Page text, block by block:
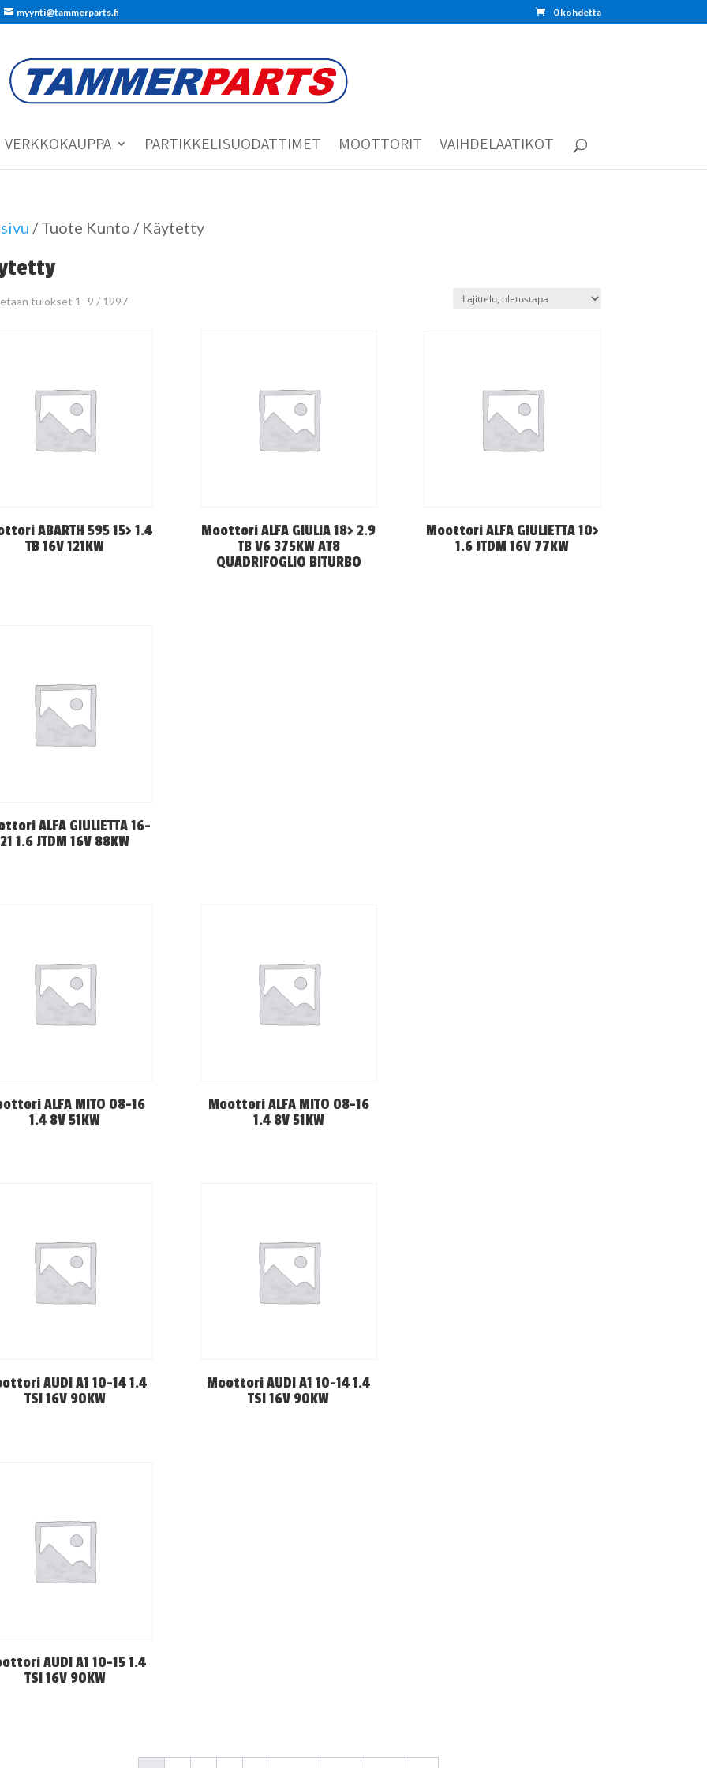
myynti@tammerparts.fi 0 kohdetta
VERKKOKAUPPA PARTIKKELISUODATTIMET MOOTTORIT VAIHDELAATIKOT
/ Tuote Kunto / Käytetty
tulokset 1–9 / 1997
ABARTH 595 15> 1.4
TB 16V 121KW
Moottori ALFA GIULIA 18> 2.9
TB V6 375KW AT8
QUADRIFOGLIO BITURBO
Moottori ALFA GIULIETTA 10>
1.6 JTDM 16V 77KW
ALFA GIULIETTA 16-
21 1.6 JTDM 16V 88KW
ALFA MITO 08-16
1.4 8V 51KW
Moottori ALFA MITO 08-16
1.4 8V 51KW
AUDI A1 10-14 1.4
TSI 16V 90KW
Moottori AUDI A1 10-14 1.4
TSI 16V 90KW
AUDI A1 10-15 1.4
TSI 16V 90KW